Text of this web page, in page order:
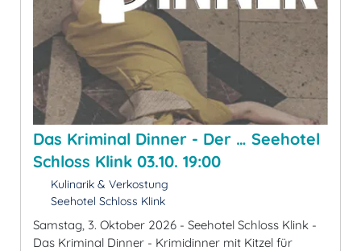
Das Kriminal Dinner - Der … Seehotel
Schloss Klink 03.10. 19:00
Kulinarik & Verkostung
Seehotel Schloss Klink
Samstag, 3. Oktober 2026 - Seehotel Schloss Klink -
Das Kriminal Dinner - Krimidinner mit Kitzel für